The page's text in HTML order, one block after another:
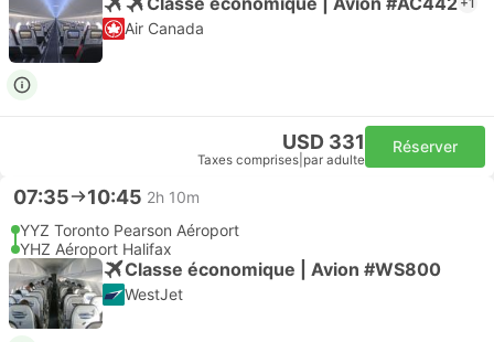
Air Canada
USD 331
Taxes comprises par adulte
Réserver
07:35 10:45 2h 10m
YYZ Toronto Pearson Aéroport
YHZ Aéroport Halifax
Classe économique | Avion #WS800
WestJet